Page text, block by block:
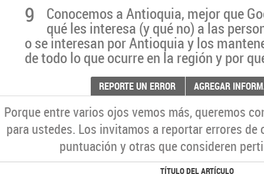
9 Conocemos a Antioquia, mejor que
qué les interesa (y qué no) a las
o se interesan por Antioquia y los
de todo lo que ocurre en la región y por
REPORTE UN ERROR AGREGAR
Porque entre varios ojos vemos más, queremos
para ustedes. Los invitamos a reportar errores
puntuación y otras que consideren
TÍTULO DEL ARTÍCULO